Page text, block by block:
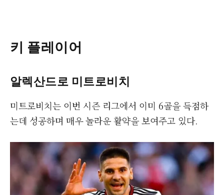
키 플레이어
알렉산드로 미트로비치
미트로비치는 이번 시즌 리그에서 이미 6골을 득점하
는데 성공하며 매우 놀라운 활약을 보여주고 있다.